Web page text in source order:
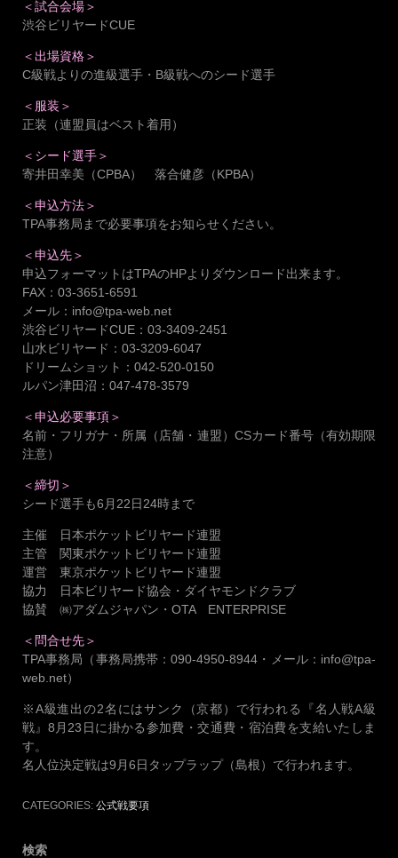
＜試合会場＞
渋谷ビリヤードCUE
＜出場資格＞
C級戦よりの進級選手・B級戦へのシード選手
＜服装＞
正装（連盟員はベスト着用）
＜シード選手＞
寄井田幸美（CPBA） 落合健彦（KPBA）
＜申込方法＞
TPA事務局まで必要事項をお知らせください。
＜申込先＞
申込フォーマットはTPAのHPよりダウンロード出来ます。
FAX：03-3651-6591
メール：info@tpa-web.net
渋谷ビリヤードCUE：03-3409-2451
山水ビリヤード：03-3209-6047
ドリームショット：042-520-0150
ルパン津田沼：047-478-3579
＜申込必要事項＞
名前・フリガナ・所属（店舗・連盟）CSカード番号（有効期限
注意）
＜締切＞
シード選手も6月22日24時まで
主催 日本ポケットビリヤード連盟
主管 関東ポケットビリヤード連盟
運営 東京ポケットビリヤード連盟
協力 日本ビリヤード協会・ダイヤモンドクラブ
協賛 ㈱アダムジャパン・OTA ENTERPRISE
＜問合せ先＞
TPA事務局（事務局携帯：090-4950-8944・メール：info@tpa-
web.net）
※A級進出の2名にはサンク（京都）で行われる『名人戦A級
戦』8月23日に掛かる参加費・交通費・宿泊費を支給いたしま
す。
名人位決定戦は9月6日タップラップ（島根）で行われます。
CATEGORIES: 公式戦要項
検索